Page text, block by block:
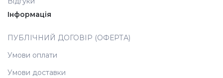
Аксесуари
Інформація
ПУБЛІЧНИЙ ДОГОВІР (ОФЕРТА)
Умови оплати
Умови доставки